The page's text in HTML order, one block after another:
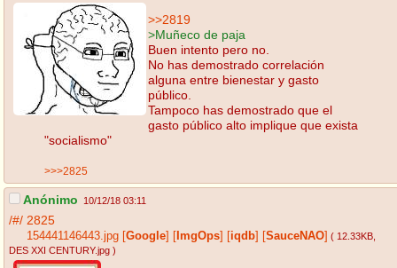
>>2819
>Muñeco de paja
Buen intento pero no.
No has demostrado correlación
alguna entre bienestar y gasto
público.
Tampoco has demostrado que el
gasto público alto implique que exista
"socialismo"
>>>2825
Anónimo 10/12/18 03:11
/#/ 2825
154441146443.jpg Google ImgOps iqdb SauceNAO ( 12.33KB
DES XXI CENTURY.jpg )